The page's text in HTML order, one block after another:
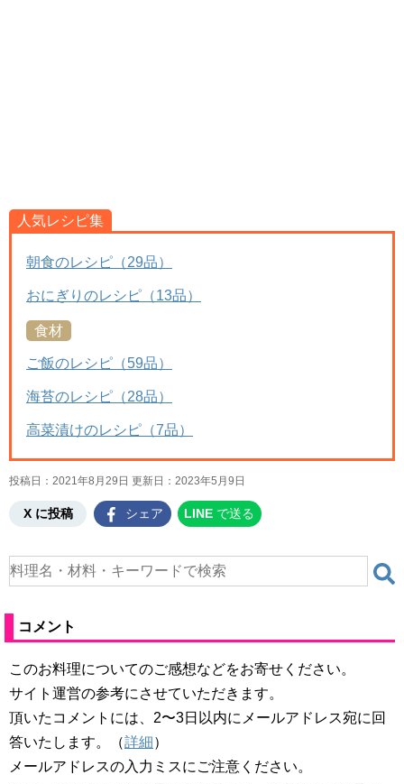
人気レシピ集
朝食のレシピ（29品）
おにぎりのレシピ（13品）
食材
ご飯のレシピ（59品）
海苔のレシピ（28品）
高菜漬けのレシピ（7品）
投稿日：2021年8月29日 更新日： 2023年5月9日
X に投稿 シェア LINE で送る
コメント
このお料理についてのご感想などをお寄せください。
サイト運営の参考にさせていただきます。
頂いたコメントには、2〜3日以内にメールアドレス宛に回
答いたします。（詳細）
メールアドレスの入力ミスにご注意ください。